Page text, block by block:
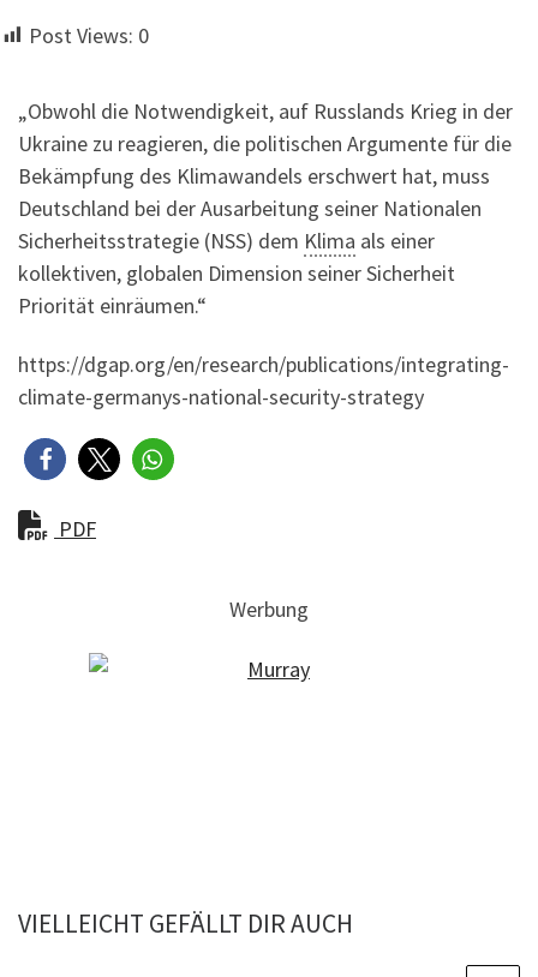
Post Views: 0
„Obwohl die Notwendigkeit, auf Russlands Krieg in der
Ukraine zu reagieren, die politischen Argumente für die
Bekämpfung des Klimawandels erschwert hat, muss
Deutschland bei der Ausarbeitung seiner Nationalen
Sicherheitsstrategie (NSS) dem Klima als einer
kollektiven, globalen Dimension seiner Sicherheit
Priorität einräumen.“
https://dgap.org/en/research/publications/integrating-
climate-germanys-national-security-strategy
PDF
Werbung
VIELLEICHT GEFÄLLT DIR AUCH